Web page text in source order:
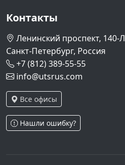
Контакты
Ленинский проспект, 140-Л
Санкт-Петербург, Россия
+7 (812) 389-55-55
info@utsrus.com
Все офисы
Нашли ошибку?